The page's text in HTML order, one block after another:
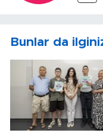
Bunlar da